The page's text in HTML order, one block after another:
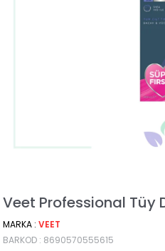
Veet Professional Tüy
MARKA : VEET
BARKOD : 8690570555615